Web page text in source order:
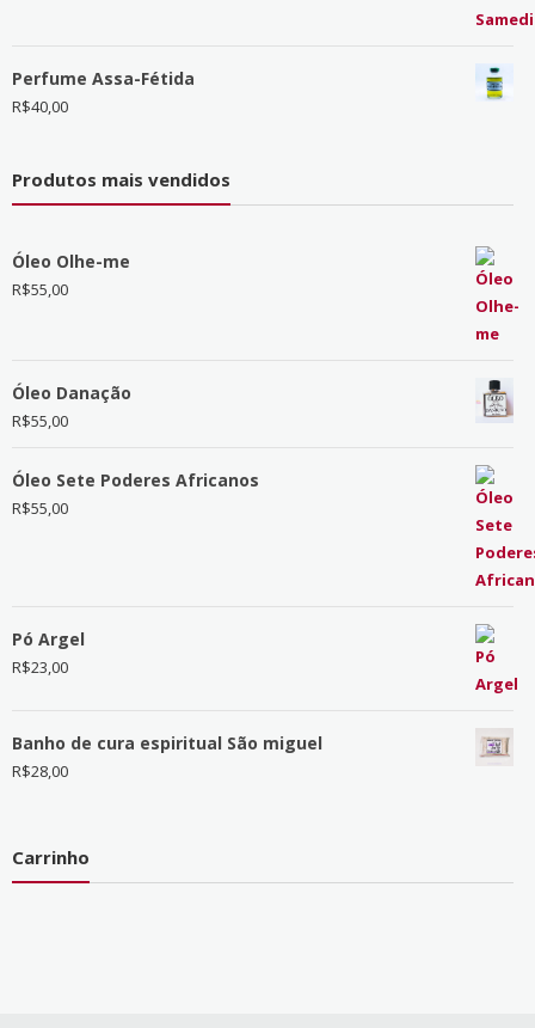
Perfume Assa-Fétida
R$40,00
Produtos mais vendidos
Óleo Olhe-me
R$55,00
Óleo Danação
R$55,00
Óleo Sete Poderes Africanos
R$55,00
Pó Argel
R$23,00
Banho de cura espiritual São miguel
R$28,00
Carrinho